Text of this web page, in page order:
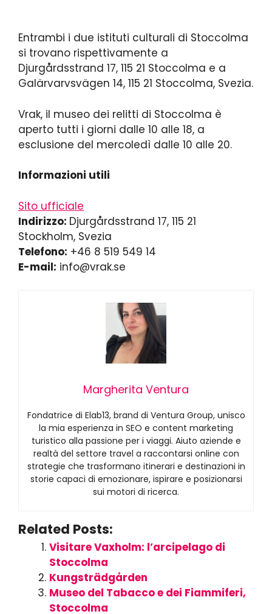
Entrambi i due istituti culturali di Stoccolma
si trovano rispettivamente a
Djurgårdsstrand 17, 115 21 Stoccolma e a
Galärvarvsvägen 14, 115 21 Stoccolma, Svezia.
Vrak, il museo dei relitti di Stoccolma è
aperto tutti i giorni dalle 10 alle 18, a
esclusione del mercoledì dalle 10 alle 20.
Informazioni utili
Sito ufficiale
Indirizzo: Djurgårdsstrand 17, 115 21
Stockholm, Svezia
Telefono: +46 8 519 549 14
E-mail: info@vrak.se
Margherita Ventura
Fondatrice di Elab13, brand di Ventura Group, unisco
la mia esperienza in SEO e content marketing
turistico alla passione per i viaggi. Aiuto aziende e
realtà del settore travel a raccontarsi online con
strategie che trasformano itinerari e destinazioni in
storie capaci di emozionare, ispirare e posizionarsi
sui motori di ricerca.
Related Posts:
Visitare Vaxholm: l’arcipelago di
Stoccolma
Kungsträdgården
Museo del Tabacco e dei Fiammiferi,
Stoccolma